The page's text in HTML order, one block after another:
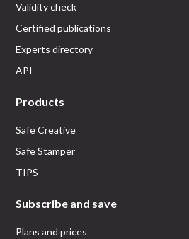
Validity check
Certified publications
Experts directory
API
Products
Safe Creative
Safe Stamper
TIPS
Subscribe and save
Plans and prices